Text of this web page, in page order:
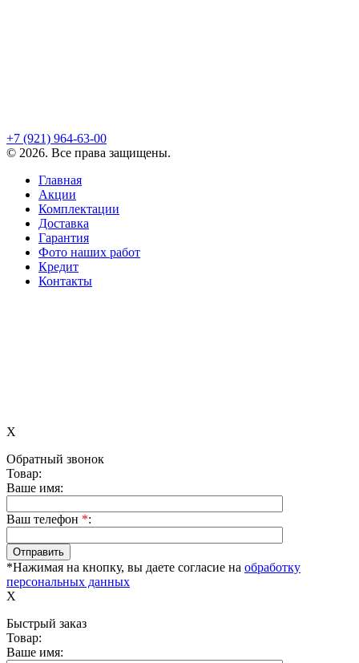
+7 (921) 964-63-00
© 2026. Все права защищены.
Главная
Акции
Комплектации
Доставка
Гарантия
Фото наших работ
Кредит
Контакты
X
Обратный звонок
Товар:
Ваше имя:
Ваш телефон *:
*Нажимая на кнопку, вы даете согласие на обработку
персональных данных
X
Быстрый заказ
Товар:
Ваше имя: